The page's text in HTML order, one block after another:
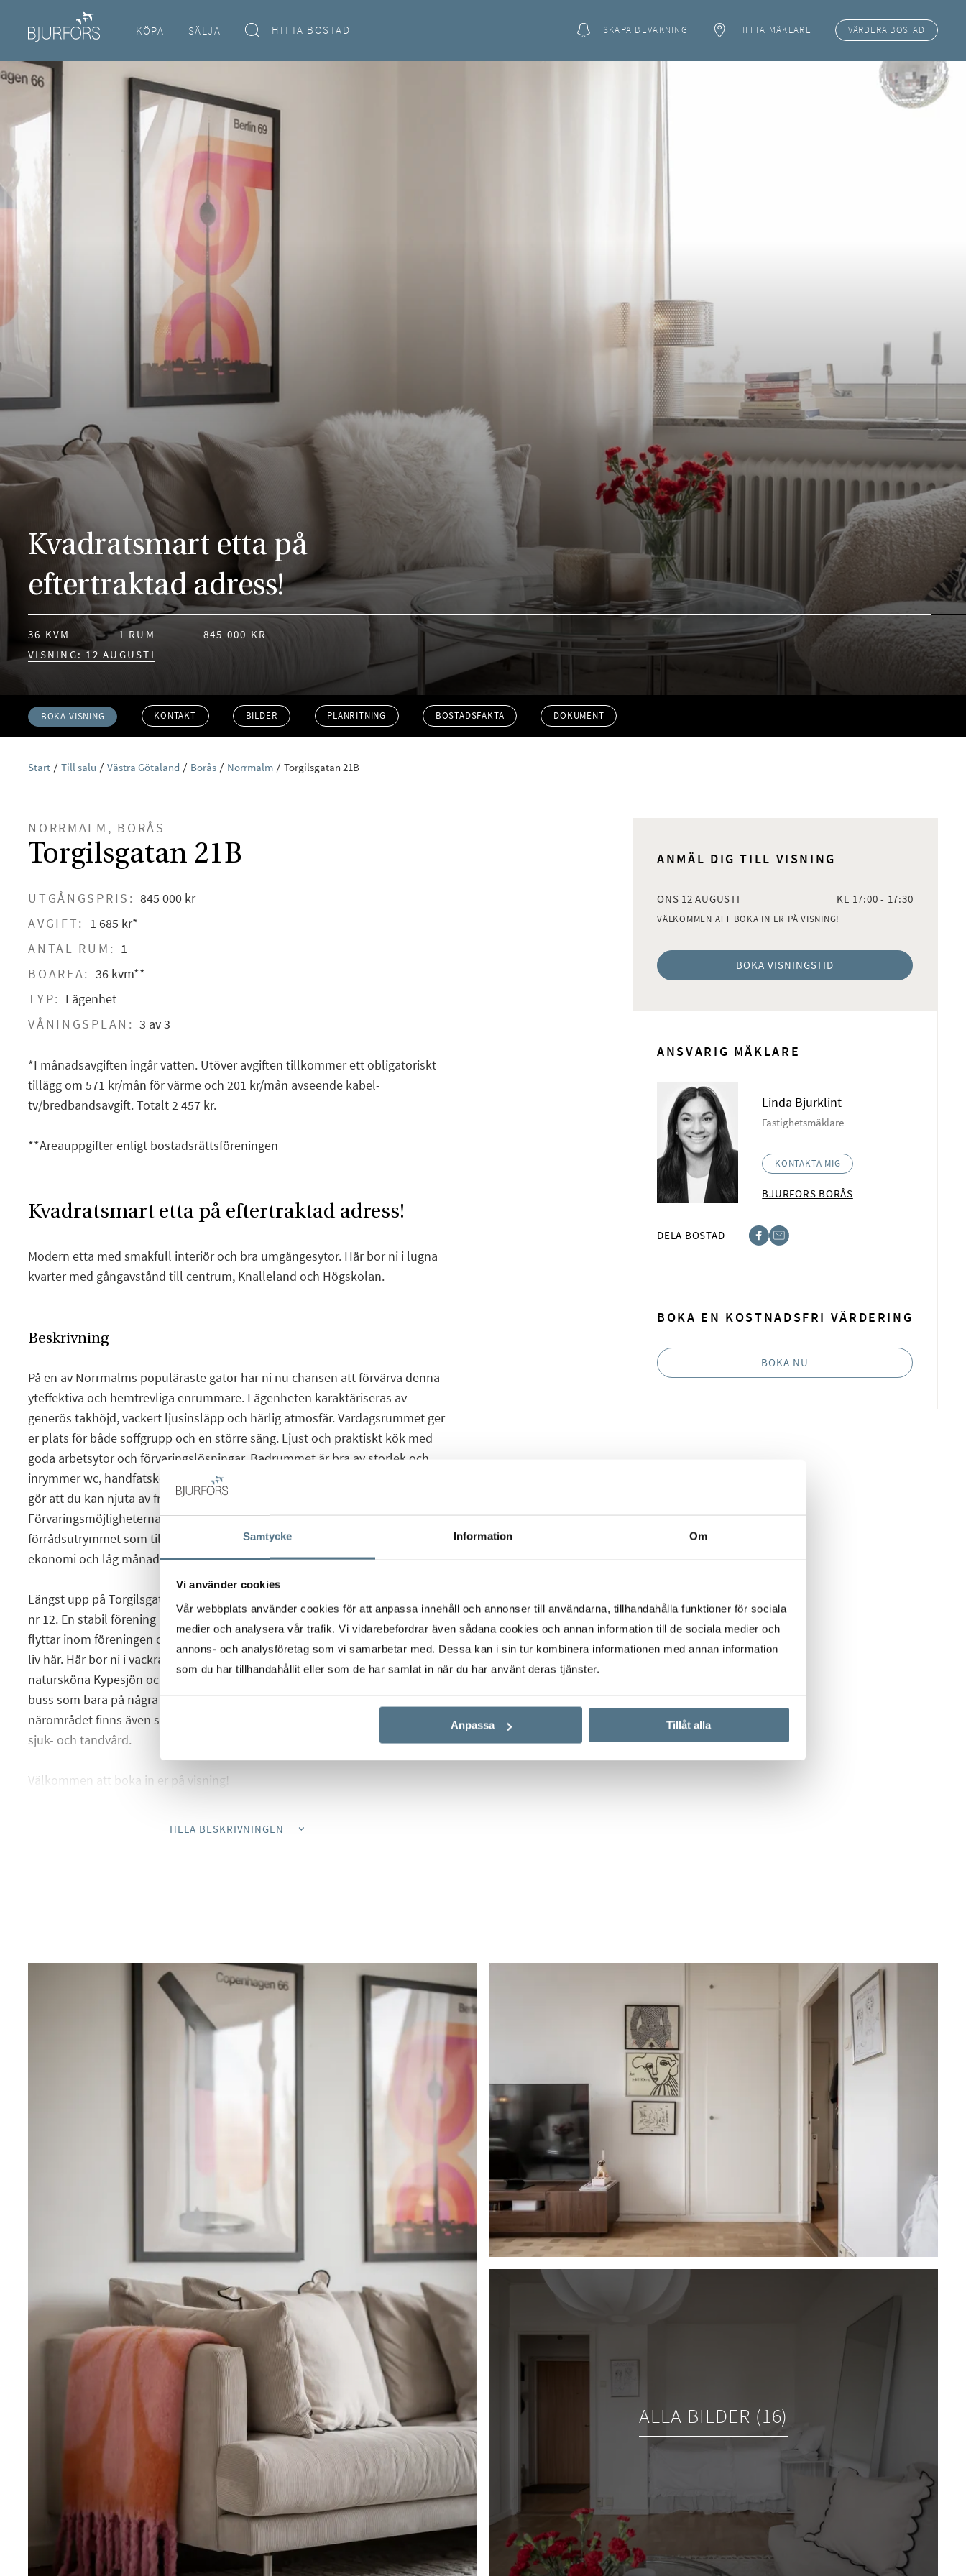
Samtycke Information Om
Vi använder cookies
Vår webbplats använder cookies för att anpassa innehåll och annonser till användarna, tillhandahålla funktioner för sociala
medier och analysera vår trafik. Vi vidarebefordrar även sådana cookies och annan information till de sociala medier och
annons- och analysföretag som vi samarbetar med. Dessa kan i sin tur kombinera informationen med annan information
som du har tillhandahållit eller som de har samlat in när du har använt deras tjänster.
Anpassa Tillåt alla
KÖPA SÄLJA HITTA BOSTAD SKAPA BEVAKNING HITTA MÄKLARE VÄRDERA BOSTAD
Kvadratsmart etta på
eftertraktad adress!
36 KVM 1 RUM
845 000 KR
VISNING: 12 AUGUSTI
BOKA VISNING KONTAKT BILDER PLANRITNING BOSTADSFAKTA DOKUMENT
Start Till salu Västra Götaland Borås Norrmalm Torgilsgatan 21B
NORRMALM, BORÅS
Torgilsgatan 21B
UTGÅNGSPRIS: 845 000 kr
AVGIFT:
1 685 kr*
ANTAL RUM: 1
BOAREA: 36 kvm**
TYP: Lägenhet
VÅNINGSPLAN: 3 av 3
*I månadsavgiften ingår vatten. Utöver avgiften tillkommer ett obligatoriskt
tillägg om 571 kr/mån för värme och 201 kr/mån avseende kabel-
tv/bredbandsavgift. Totalt 2 457 kr.
**Areauppgifter enligt bostadsrättsföreningen
ANMÄL DIG TILL VISNING
ONS 12 AUGUSTI KL 17:00 - 17:30
VÄLKOMMEN ATT BOKA IN ER PÅ VISNING!
BOKA VISNINGSTID
ANSVARIG MÄKLARE
Linda Bjurklint
Fastighetsmäklare
KONTAKTA MIG
BJURFORS BORÅS
DELA BOSTAD
BOKA EN KOSTNADSFRI VÄRDERING
BOKA NU
Kvadratsmart etta på eftertraktad adress!
Modern etta med smakfull interiör och bra umgängesytor. Här bor ni i lugna
kvarter med gångavstånd till centrum, Knalleland och Högskolan.
Beskrivning
På en av Norrmalms populäraste gator har ni nu chansen att förvärva denna
yteffektiva och hemtrevliga enrummare. Lägenheten karaktäriseras av
generös takhöjd, vackert ljusinsläpp och härlig atmosfär. Vardagsrummet ger
er plats för både soffgrupp och en större säng. Ljust och praktiskt kök med
goda arbetsytor och förvaringslösningar. Badrummet är bra av storlek och
inrymmer wc, handfatskommod och duschutrymme. Det höga läget i huset
gör att du kan njuta av fri utsikt av himmeln utan insyn från grannar.
Förvaringsmöjligheterna goda i såväl bostaden som via det generösa
förrådsutrymmet som tillhör bostaden. Mycket välskött förening med stabil
ekonomi och låg månadsavgift.
Längst upp på Torgilsgatan, på toppen av Norrmalm, finner ni Brf Boråshus
nr 12. En stabil förening med god ekonomi och hög trivselfaktor. Många
flyttar inom föreningen och flertalet väljer att spendera större delen av sina
liv här. Här bor ni i vackra kvarter, citynära men ändå lugnt. Närhet till både
natursköna Kypesjön och Borås djurpark. Kommunikationerna är goda med
buss som bara på några minuter tar dig direkt in mot citykärnan. I
närområdet finns även servicebutiker och restauranger samt förskolor/skolor,
sjuk- och tandvård.
Välkommen att boka in er på visning!
HELA BESKRIVNINGEN
ALLA BILDER (16)